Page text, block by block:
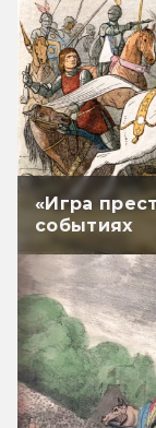
«Игра
событиях